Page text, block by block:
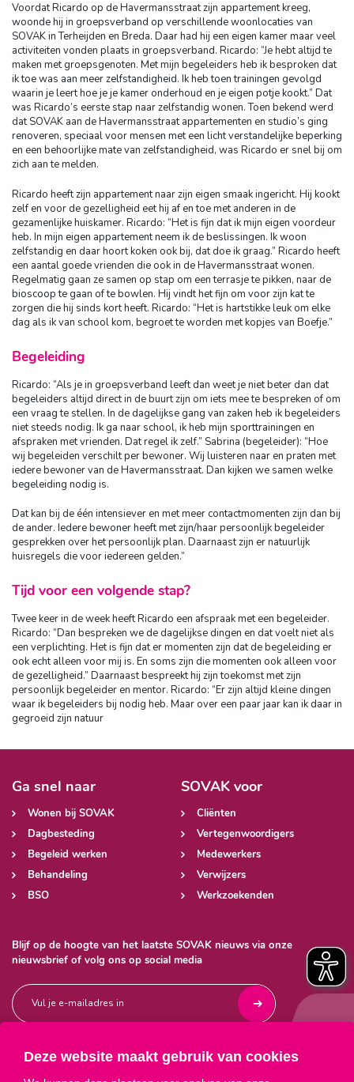
Deze website maakt gebruik van cookies
Voordat Ricardo op de Havermansstraat zijn appartement kreeg,
woonde hij in groepsverband op verschillende woonlocaties van
SOVAK in Terheijden en Breda. Daar had hij een eigen kamer maar veel
activiteiten vonden plaats in groepsverband. Ricardo: “Je hebt altijd te
maken met groepsgenoten. Met mijn begeleiders heb ik besproken dat
ik toe was aan meer zelfstandigheid. Ik heb toen trainingen gevolgd
waarin je leert hoe je je kamer onderhoud en je eigen potje kookt.” Dat
was Ricardo’s eerste stap naar zelfstandig wonen. Toen bekend werd
dat SOVAK aan de Havermansstraat appartementen en studio’s ging
renoveren, speciaal voor mensen met een licht verstandelijke beperking
en een behoorlijke mate van zelfstandigheid, was Ricardo er snel bij om
zich aan te melden.
Ricardo heeft zijn appartement naar zijn eigen smaak ingericht. Hij kookt
zelf en voor de gezelligheid eet hij af en toe met anderen in de
gezamenlijke huiskamer. Ricardo: “Het is fijn dat ik mijn eigen voordeur
heb. In mijn eigen appartement neem ik de beslissingen. Ik woon
zelfstandig en daar hoort koken ook bij, dat doe ik graag.” Ricardo heeft
een aantal goede vrienden die ook in de Havermansstraat wonen.
Regelmatig gaan ze samen op stap om een terrasje te pikken, naar de
bioscoop te gaan of te bowlen. Hij vindt het fijn om voor zijn kat te
zorgen die hij sinds kort heeft. Ricardo: “Het is hartstikke leuk om elke
dag als ik van school kom, begroet te worden met kopjes van Boefje.”
Begeleiding
Ricardo: “Als je in groepsverband leeft dan weet je niet beter dan dat
begeleiders altijd direct in de buurt zijn om iets mee te bespreken of om
een vraag te stellen. In de dagelijkse gang van zaken heb ik begeleiders
niet steeds nodig. Ik ga naar school, ik heb mijn sporttrainingen en
afspraken met vrienden. Dat regel ik zelf.” Sabrina (begeleider): “Hoe
wij begeleiden verschilt per bewoner. Wij luisteren naar en praten met
iedere bewoner van de Havermansstraat. Dan kijken we samen welke
begeleiding nodig is.
Dat kan bij de één intensiever en met meer contactmomenten zijn dan bij
de ander. Iedere bewoner heeft met zijn/haar persoonlijk begeleider
gesprekken over het persoonlijk plan. Daarnaast zijn er natuurlijk
huisregels die voor iedereen gelden.”
Tijd voor een volgende stap?
Twee keer in de week heeft Ricardo een afspraak met een begeleider.
Ricardo: “Dan bespreken we de dagelijkse dingen en dat voelt niet als
een verplichting. Het is fijn dat er momenten zijn dat de begeleiding er
ook echt alleen voor mij is. En soms zijn die momenten ook alleen voor
de gezelligheid.” Daarnaast bespreekt hij zijn toekomst met zijn
persoonlijk begeleider en mentor. Ricardo: “Er zijn altijd kleine dingen
waar ik begeleiders bij nodig heb. Maar over een paar jaar kan ik daar in
gegroeid zijn natuur
Blijf op de hoogte van het laatste SOVAK nieuws via onze
nieuwsbrief of volg ons op social media
  
Ga snel naar
Wonen bij SOVAK
Dagbesteding
Begeleid werken
Behandeling
BSO
SOVAK voor
Cliënten
Vertegenwoordigers
Medewerkers
Verwijzers
Werkzoekenden